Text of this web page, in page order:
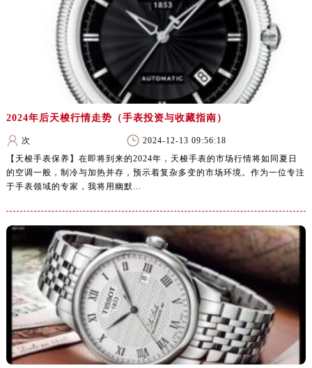
2024年后天梭行情走势（手表投资与收藏指南）
次
2024-12-13 09:56:18
【天梭手表保养】在即将到来的2024年，天梭手表的市场行情将如同夏日
的空调一般，制冷与加热并存，预示着复杂多变的市场环境。作为一位专注
于手表领域的专家，我将用幽默...